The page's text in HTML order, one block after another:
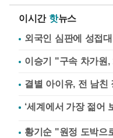
이시간 핫뉴스
외국인 심판에 성접
이승기 "구속 차가원
결별 아이유, 전 남친
황기순 "원정 도박으